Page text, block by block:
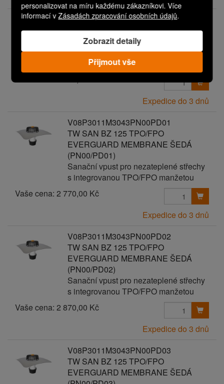
personalizovat na míru každému zákazníkovi. Více
informací vZásadách zpracování osobních údajů.
Zobrazit detaily
Přijmout vše
V08P3011M3043PN00PD00
TW SAN BZ 125 TPO/FPO
EVERGUARD MEMBRANE ŠEDÁ
Sanační vpust pro nezateplené střechy
s integrovanou TPO/FPO manžetou
Expedice do 3 dnů
V08P3011M3043PN00PD01
TW SAN BZ 125 TPO/FPO
EVERGUARD MEMBRANE ŠEDÁ
(PN00/PD01)
Sanační vpust pro nezateplené střechy
s integrovanou TPO/FPO manžetou
Vaše cena: 2 770,00 Kč
Expedice do 3 dnů
V08P3011M3043PN00PD02
TW SAN BZ 125 TPO/FPO
EVERGUARD MEMBRANE ŠEDÁ
(PN00/PD02)
Sanační vpust pro nezateplené střechy
s integrovanou TPO/FPO manžetou
Vaše cena: 2 870,00 Kč
Expedice do 3 dnů
V08P3011M3043PN00PD03
TW SAN BZ 125 TPO/FPO
EVERGUARD MEMBRANE ŠEDÁ